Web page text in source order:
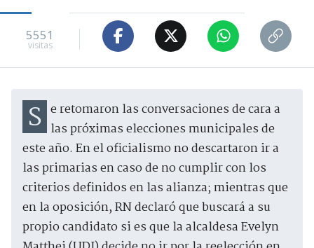
5551
visitas
Se retomaron las conversaciones de cara a las próximas elecciones municipales de
este año. En el oficialismo no descartaron ir a
las primarias en caso de no cumplir con los
criterios definidos en las alianza; mientras que
en la oposición, RN declaró que buscará a su
propio candidato si es que la alcaldesa Evelyn